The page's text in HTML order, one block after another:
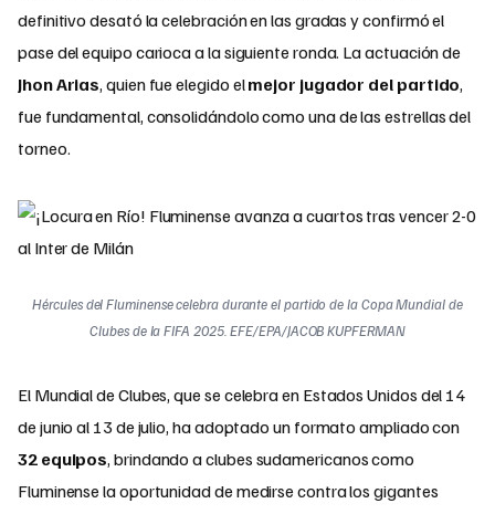
definitivo desató la celebración en las gradas y confirmó el
pase del equipo carioca a la siguiente ronda. La actuación de
Jhon Arias, quien fue elegido elmejor jugador del partido,
fue fundamental, consolidándolo como una de las estrellas del
torneo.
Hércules del Fluminense celebra durante el partido de la Copa Mundial de
Clubes de la FIFA 2025. EFE/EPA/JACOB KUPFERMAN
El Mundial de Clubes, que se celebra en Estados Unidos del 14
de junio al 13 de julio, ha adoptado un formato ampliado con
32 equipos, brindando a clubes sudamericanos como
Fluminense la oportunidad de medirse contra los gigantes